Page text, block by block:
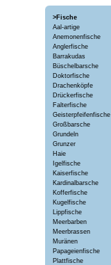
>Fische
Aal-artige
Anemonenfische
Anglerfische
Barrakudas
Büschelbarsche
Doktorfische
Drachenköpfe
Drückerfische
Falterfische
Geisterpfeifenfische
Großbarsche
Grundeln
Grunzer
Haie
Igelfische
Kaiserfische
Kardinalbarsche
Kofferfische
Kugelfische
Lippfische
Meerbarben
Meerbrassen
Muränen
Papageienfische
Plattfische